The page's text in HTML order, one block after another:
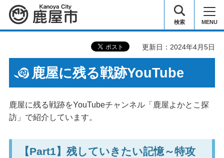
鹿屋市 検索 MENU
更新日：2024年4月5日
鹿屋に残る戦跡YouTube
鹿屋に残る戦跡をYouTubeチャンネル「鹿屋よかとこ探
訪」で紹介しています。
【Part1】残していきたい記憶～特攻